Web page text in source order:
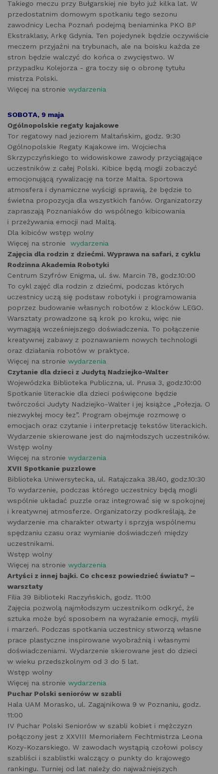
Takiego meczu przy Bułgarskiej nie było już kilka lat. W
przedostatnim domowym spotkaniu tego sezonu
zawodnicy Lecha Poznań podejmą beniaminka PKO BP
Ekstraklasy, Arkę Gdynia. Ten pojedynek będzie oczywiście
meczem przyjaźni na trybunach, ale na boisku każda ze
stron będzie walczyć do końca o zwycięstwo. W
przypadku Kolejorza - gra toczy się o obronę tytułu
mistrza Polski.
Więcej na stronie wydarzenia
SOBOTA, 9 maja
Ogólnopolskie regaty kajakowe
Tor regatowy nad jeziorem Maltańskim, godz. 9:30
Ogólnopolskie Regaty Kajakowe im. Wojciecha
Skrzypczyńskiego to widowiskowe zawody przyciągające
uczestników z całej Polski. Kibice będą mogli zobaczyć
emocjonującą rywalizację na torze Malta. Sportowa
atmosfera i dynamiczne wyścigi sprawią, że będzie to
świetna propozycja dla wszystkich fanów. Organizatorzy
zapraszają Poznaniaków do wspólnego kibicowania
i przeżywania emocji nad Maltą.
Dla kibiców wstęp wolny
Więcej na stronie wydarzenia
Zajęcia dla rodzin z dziećmi. Wyprawa na safari, z cyklu
Rodzinna Akademia Robotyki
Centrum Szyfrów Enigma, ul. św. Marcin 78, godz.10:00
To cykl zajęć dla rodzin z dziećmi, podczas których
uczestnicy uczą się podstaw robotyki i programowania
poprzez budowanie własnych robotów z klocków LEGO.
Warsztaty prowadzone są krok po kroku, więc nie
wymagają wcześniejszego doświadczenia. To połączenie
kreatywnej zabawy z poznawaniem nowych technologii
oraz działania robotów w praktyce.
Więcej na stronie wydarzenia
Czytanie dla dzieci z Judytą Nadziejko-Walter
Wojewódzka Biblioteka Publiczna, ul. Prusa 3, godz.10:00
Spotkanie literackie dla dzieci poświęcone będzie
twórczości Judyty Nadziejko-Walter i jej książce „Połezja. O
niezwykłej mocy łez”. Program obejmuje rozmowę o
emocjach oraz czytanie i interpretację tekstów literackich.
Wydarzenie skierowane jest do najmłodszych uczestników.
Wstęp wolny
Więcej na stronie wydarzenia
XVII Spotkanie puzzlowe
Biblioteka Uniwersytecka, ul. Ratajczaka 38/40, godz.10:30
To wydarzenie, podczas którego uczestnicy będą mogli
wspólnie układać puzzle oraz integrować się w spokojnej
i kreatywnej atmosferze. Organizatorzy podkreślają, że
wydarzenie ma charakter otwarty i sprzyja wspólnemu
spędzaniu czasu oraz wymianie doświadczeń między
uczestnikami.
Wstęp wolny
Więcej na stronie wydarzenia
Artyści z innej bajki. Co chcesz powiedzieć światu? –
warsztaty
Filia 39 Biblioteki Raczyńskich, godz. 11:00
Zajęcia pozwolą najmłodszym uczestnikom odkryć, że
sztuka może być sposobem na wyrażanie emocji, myśli
i marzeń. Podczas spotkania uczestnicy stworzą własne
prace plastyczne inspirowane wyobraźnią i własnymi
doświadczeniami. Wydarzenie skierowane jest do dzieci
w wieku przedszkolnym od 3 do 5 lat.
Wstęp wolny
Więcej na stronie wydarzenia
Puchar Polski seniorów w szabli
Hala UAM Morasko, ul. Zagajnikowa 9 w Poznaniu, godz.
11:00
IV Puchar Polski Seniorów w szabli kobiet i mężczyzn
połączony jest z XXVIII Memoriałem Fechtmistrza Leona
Kozy-Kozarskiego. W zawodach wystąpią czołowi polscy
szabliści i szablistki walczący o punkty do krajowego
rankingu. Turniej od lat należy do najważniejszych